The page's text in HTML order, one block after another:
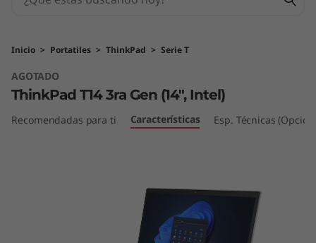
P
a
d
Inicio > Portatiles > ThinkPad > Serie T
AGOTADO
ThinkPad T14 3ra Gen (14", Intel)
Recomendadas para ti Características Esp. Técnicas